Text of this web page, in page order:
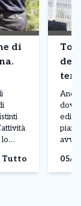
di
lo
Tutto
dove
05/